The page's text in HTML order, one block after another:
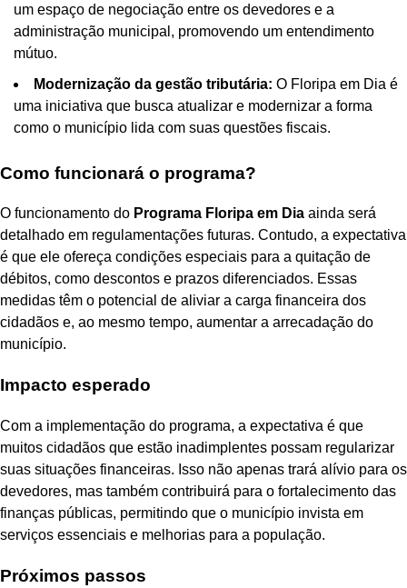
um espaço de negociação entre os devedores e a
administração municipal, promovendo um entendimento
mútuo.
Modernização da gestão tributária: O Floripa em Dia é
uma iniciativa que busca atualizar e modernizar a forma
como o município lida com suas questões fiscais.
Como funcionará o programa?
O funcionamento do Programa Floripa em Dia ainda será
detalhado em regulamentações futuras. Contudo, a expectativa
é que ele ofereça condições especiais para a quitação de
débitos, como descontos e prazos diferenciados. Essas
medidas têm o potencial de aliviar a carga financeira dos
cidadãos e, ao mesmo tempo, aumentar a arrecadação do
município.
Impacto esperado
Com a implementação do programa, a expectativa é que
muitos cidadãos que estão inadimplentes possam regularizar
suas situações financeiras. Isso não apenas trará alívio para os
devedores, mas também contribuirá para o fortalecimento das
finanças públicas, permitindo que o município invista em
serviços essenciais e melhorias para a população.
Próximos passos